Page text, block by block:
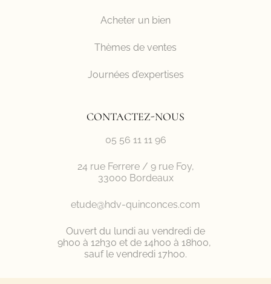
Acheter un bien
Thèmes de ventes
Journées d’expertises
CONTACTEZ-NOUS
05 56 11 11 96
24 rue Ferrere / 9 rue Foy,
33000 Bordeaux
etude@hdv-quinconces.com
Ouvert du lundi au vendredi de
9h00 à 12h30 et de 14h00 à 18h00,
sauf le vendredi 17h00.